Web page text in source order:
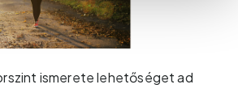
ismerete lehetőséget ad